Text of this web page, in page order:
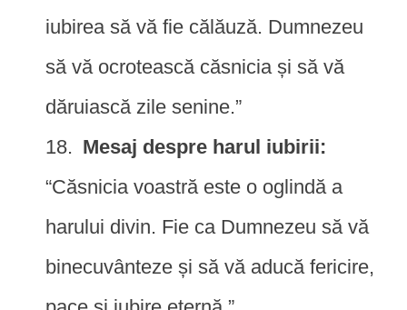
iubirea să vă fie călăuză. Dumnezeu
să vă ocrotească căsnicia și să vă
dăruiască zile senine.”
Mesaj despre harul iubirii:
“Căsnicia voastră este o oglindă a
harului divin. Fie ca Dumnezeu să vă
binecuvânteze și să vă aducă fericire,